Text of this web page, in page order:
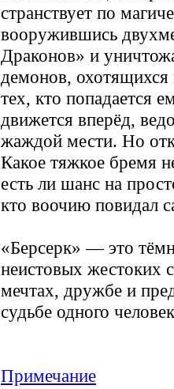
странствует по
вооружившись
Драконов» и
демонов, охотящихся
тех, кто попадается
движется вперёд,
жаждой мести. Но
Какое тяжкое бремя
есть ли шанс на
кто воочию повидал
«Берсерк» — это
неистовых жестоких
мечтах, дружбе и
судьбе одного
Примечание